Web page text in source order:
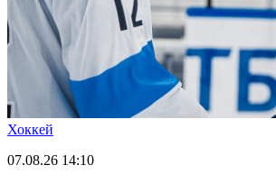
Хоккей
07.08.26 14:10